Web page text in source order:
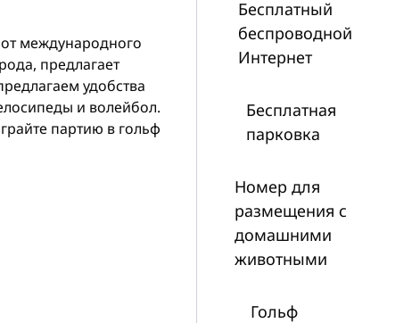
международного
предлагает
удобства
и волейбол.
партию в гольф
Бесплатный
беспроводной
Интернет
Бесплатная
парковка
Номер для
размещения с
домашними
животными
Гольф